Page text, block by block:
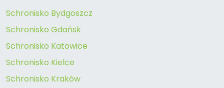
Schronisko Bydgoszcz
Schronisko Gdańsk
Schronisko Katowice
Schronisko Kielce
Schronisko Kraków